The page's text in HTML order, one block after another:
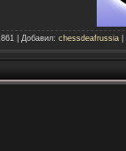
861 Добавил: chessdeafrussia